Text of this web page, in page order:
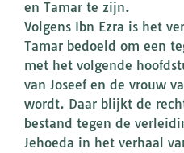
en Tamar te zijn.
Volgens Ibn Ezra is het
Tamar bedoeld om een
met het volgende
van Joseef en de vrouw
wordt. Daar blijkt de
bestand tegen de
Jehoeda in het verhaal